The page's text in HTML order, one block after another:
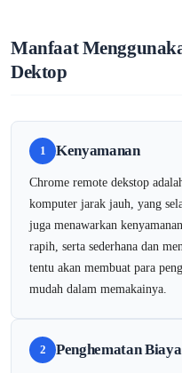
Manfaat
Dektop
1 Kenyamanan
Chrome remote dekstop
komputer jarak jauh, yang
juga menawarkan
rapih, serta sederhana dan
tentu akan membuat para
mudah dalam memakainya.
2 Penghematan Biaya